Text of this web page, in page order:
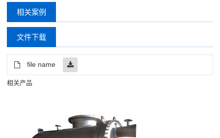
相关案例
文件下载
file name
相关产品